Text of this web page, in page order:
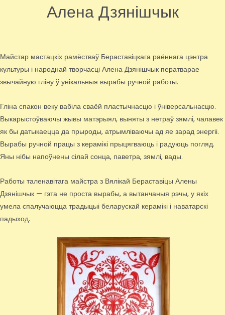
Алена Дзянішчык
Майстар мастацкіх рамёстваў Бераставіцкага раённага цэнтра
культуры і народнай творчасці Алена Дзянішчык ператварае
звычайную гліну ў унікальныя вырабы ручной работы.
Гліна спакон веку вабіла сваёй пластычнасцю і ўніверсальнасцю.
Выкарыстоўваючы жывы матэрыял, выняты з нетраў зямлі, чалавек
як бы датыкаецца да прыроды, атрымліваючы ад яе зарад энергіі.
Вырабы ручной працы з керамікі прыцягваюць і радуюць погляд.
Яны нібы напоўнены сілай сонца, паветра, зямлі, вады.
Работы таленавітага майстра з Вялікай Бераставіцы Алены
Дзянішчык — гэта не проста вырабы, а вытанчаныя рэчы, у якіх
умела спалучаюцца традыцыі беларускай керамікі і наватарскі
падыход.